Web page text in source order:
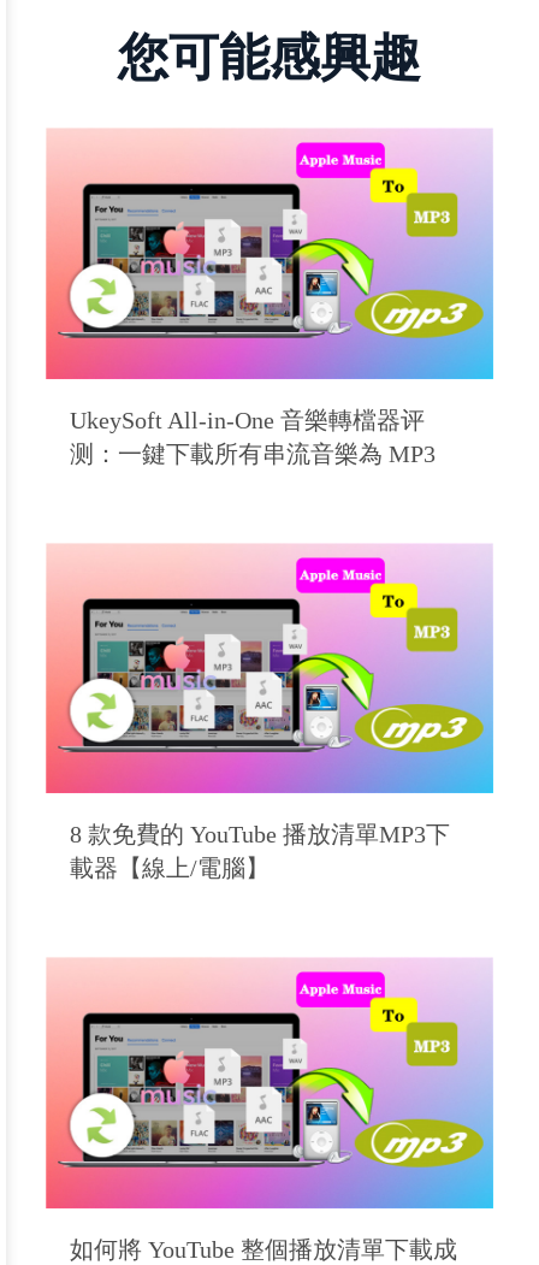
您可能感興趣
UkeySoft All-in-One 音樂轉檔器评
测：一鍵下載所有串流音樂為 MP3
8 款免費的 YouTube 播放清單MP3下
載器【線上/電腦】
如何將 YouTube 整個播放清單下載成